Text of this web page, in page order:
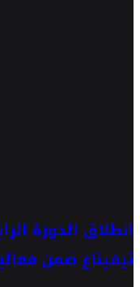
انطلاق الدورة
تيفيناغ ضمن